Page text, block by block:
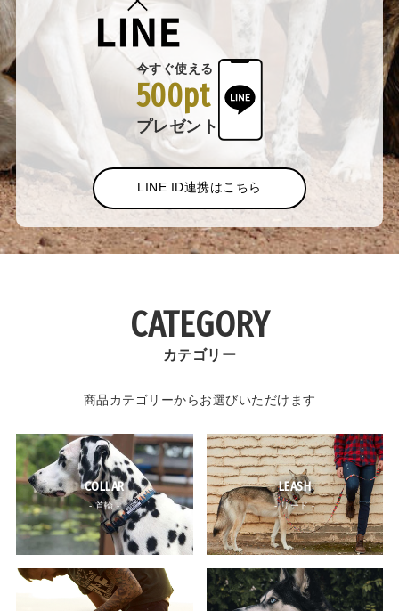
今すぐ使える
500pt
プレゼント
LINE ID連携はこちら
CATEGORY
カテゴリー
商品カテゴリーからお選びいただけます
COLLAR
- 首輪 -
LEASH
- リード -